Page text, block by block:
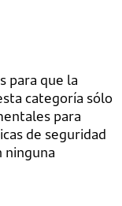
para que la
categoría sólo
para
de seguridad
ninguna